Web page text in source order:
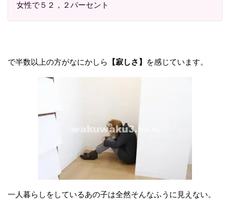
女性で５２，２パーセント
で半数以上の方がなにかしら 【寂しさ】 を感じています。
一人暮らしをしているあの子は全然そんなふうに見えない。